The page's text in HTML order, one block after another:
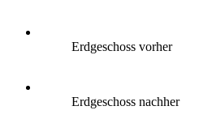
Erdgeschoss vorher
Erdgeschoss nachher